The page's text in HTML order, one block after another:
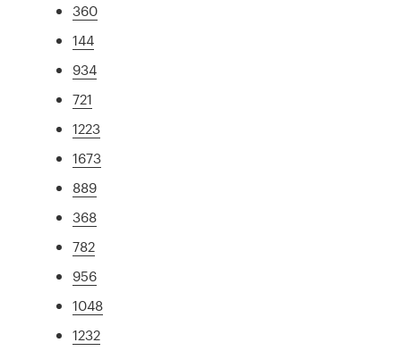
360
144
934
721
1223
1673
889
368
782
956
1048
1232